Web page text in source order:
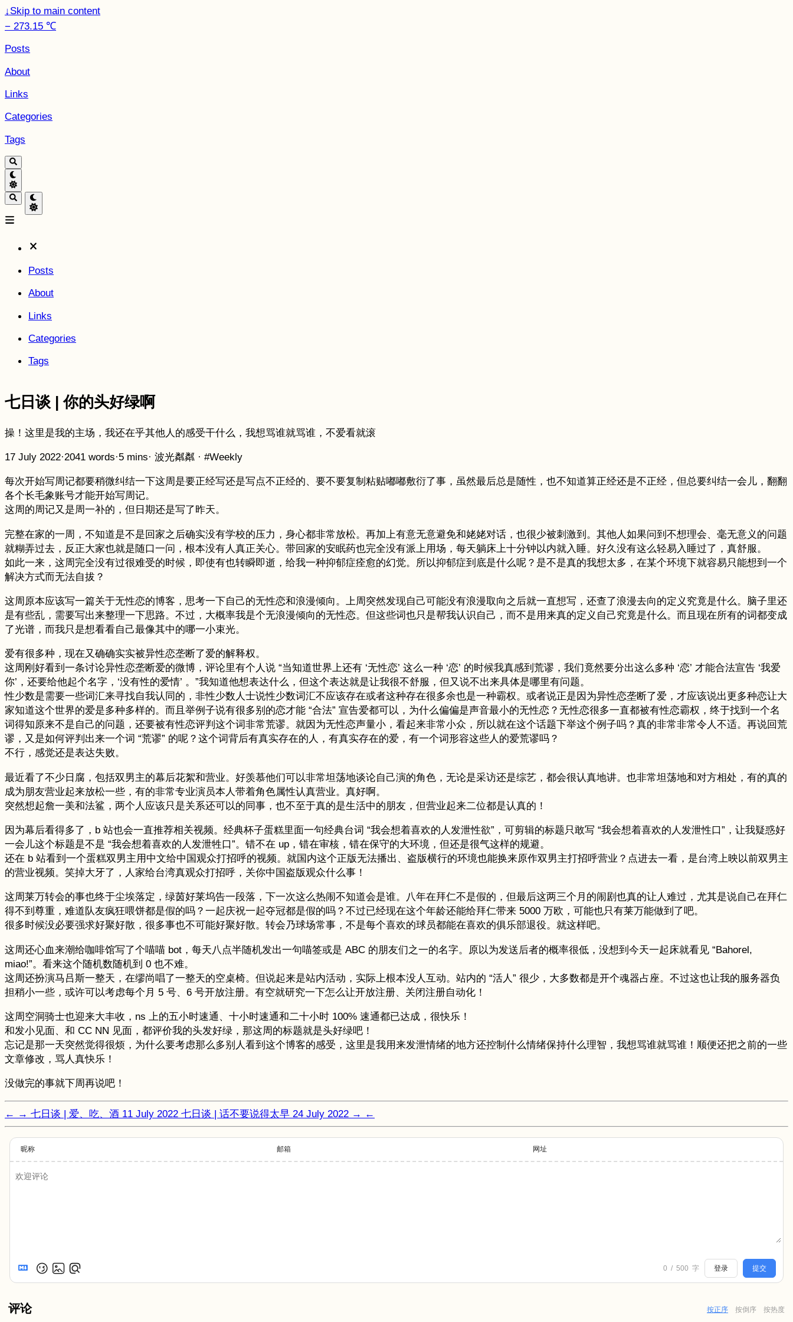
↓Skip to main content
− 273.15 ℃
Posts
About
Links
Categories
Tags
Posts
About
Links
Categories
Tags
七日谈 | 你的头好绿啊
操！这里是我的主场，我还在乎其他人的感受干什么，我想骂谁就骂谁，不爱看就滚
17 July 2022·2041 words·5 mins· 波光粼粼 · #Weekly
每次开始写周记都要稍微纠结一下这周是要正经写还是写点不正经的、要不要复制粘贴嘟嘟敷衍了事，虽然最后总是随性，也不知道算正经还是不正经，但总要纠结一会儿，翻翻
各个长毛象账号才能开始写周记。
这周的周记又是周一补的，但日期还是写了昨天。
完整在家的一周，不知道是不是回家之后确实没有学校的压力，身心都非常放松。再加上有意无意避免和姥姥对话，也很少被刺激到。其他人如果问到不想理会、毫无意义的问题
就糊弄过去，反正大家也就是随口一问，根本没有人真正关心。带回家的安眠药也完全没有派上用场，每天躺床上十分钟以内就入睡。好久没有这么轻易入睡过了，真舒服。
如此一来，这周完全没有过很难受的时候，即使有也转瞬即逝，给我一种抑郁症痊愈的幻觉。所以抑郁症到底是什么呢？是不是真的我想太多，在某个环境下就容易只能想到一个
解决方式而无法自拔？
这周原本应该写一篇关于无性恋的博客，思考一下自己的无性恋和浪漫倾向。上周突然发现自己可能没有浪漫取向之后就一直想写，还查了浪漫去向的定义究竟是什么。脑子里还
是有些乱，需要写出来整理一下思路。不过，大概率我是个无浪漫倾向的无性恋。但这些词也只是帮我认识自己，而不是用来真的定义自己究竟是什么。而且现在所有的词都变成
了光谱，而我只是想看看自己最像其中的哪一小束光。
爱有很多种，现在又确确实实被异性恋垄断了爱的解释权。
这周刚好看到一条讨论异性恋垄断爱的微博，评论里有个人说 “当知道世界上还有 ‘无性恋’ 这么一种 ‘恋’ 的时候我真感到荒谬，我们竟然要分出这么多种 ‘恋’ 才能合法宣告 ‘我爱
你’，还要给他起个名字，‘没有性的爱情’ 。”我知道他想表达什么，但这个表达就是让我很不舒服，但又说不出来具体是哪里有问题。
性少数是需要一些词汇来寻找自我认同的，非性少数人士说性少数词汇不应该存在或者这种存在很多余也是一种霸权。或者说正是因为异性恋垄断了爱，才应该说出更多种恋让大
家知道这个世界的爱是多种多样的。而且举例子说有很多别的恋才能 “合法” 宣告爱都可以，为什么偏偏是声音最小的无性恋？无性恋很多一直都被有性恋霸权，终于找到一个名
词得知原来不是自己的问题，还要被有性恋评判这个词非常荒谬。就因为无性恋声量小，看起来非常小众，所以就在这个话题下举这个例子吗？真的非常非常令人不适。再说回荒
谬，又是如何评判出来一个词 “荒谬” 的呢？这个词背后有真实存在的人，有真实存在的爱，有一个词形容这些人的爱荒谬吗？
不行，感觉还是表达失败。
最近看了不少日腐，包括双男主的幕后花絮和营业。好羡慕他们可以非常坦荡地谈论自己演的角色，无论是采访还是综艺，都会很认真地讲。也非常坦荡地和对方相处，有的真的
成为朋友营业起来放松一些，有的非常专业演员本人带着角色属性认真营业。真好啊。
突然想起詹一美和法鲨，两个人应该只是关系还可以的同事，也不至于真的是生活中的朋友，但营业起来二位都是认真的！
因为幕后看得多了，b 站也会一直推荐相关视频。经典杯子蛋糕里面一句经典台词 “我会想着喜欢的人发泄性欲”，可剪辑的标题只敢写 “我会想着喜欢的人发泄性口”，让我疑惑好
一会儿这个标题是不是 “我会想着喜欢的人发泄牲口”。错不在 up，错在审核，错在保守的大环境，但还是很气这样的规避。
还在 b 站看到一个蛋糕双男主用中文给中国观众打招呼的视频。就国内这个正版无法播出、盗版横行的环境也能换来原作双男主打招呼营业？点进去一看，是台湾上映以前双男主
的营业视频。笑掉大牙了，人家给台湾真观众打招呼，关你中国盗版观众什么事！
这周莱万转会的事也终于尘埃落定，绿茵好莱坞告一段落，下一次这么热闹不知道会是谁。八年在拜仁不是假的，但最后这两三个月的闹剧也真的让人难过，尤其是说自己在拜仁
得不到尊重，难道队友疯狂喂饼都是假的吗？一起庆祝一起夺冠都是假的吗？不过已经现在这个年龄还能给拜仁带来 5000 万欧，可能也只有莱万能做到了吧。
很多时候没必要强求好聚好散，很多事也不可能好聚好散。转会乃球场常事，不是每个喜欢的球员都能在喜欢的俱乐部退役。就这样吧。
这周还心血来潮给咖啡馆写了个喵喵 bot，每天八点半随机发出一句喵签或是 ABC 的朋友们之一的名字。原以为发送后者的概率很低，没想到今天一起床就看见 “Bahorel,
miao!”。看来这个随机数随机到 0 也不难。
这周还扮演马吕斯一整天，在缪尚唱了一整天的空桌椅。但说起来是站内活动，实际上根本没人互动。站内的 “活人” 很少，大多数都是开个魂器占座。不过这也让我的服务器负
担稍小一些，或许可以考虑每个月 5 号、6 号开放注册。有空就研究一下怎么让开放注册、关闭注册自动化！
这周空洞骑士也迎来大丰收，ns 上的五小时速通、十小时速通和二十小时 100% 速通都已达成，很快乐！
和发小见面、和 CC NN 见面，都评价我的头发好绿，那这周的标题就是头好绿吧！
忘记是那一天突然觉得很烦，为什么要考虑那么多别人看到这个博客的感受，这里是我用来发泄情绪的地方还控制什么情绪保持什么理智，我想骂谁就骂谁！顺便还把之前的一些
文章修改，骂人真快乐！
没做完的事就下周再说吧！
← → 七日谈 | 爱、吃、酒 11 July 2022 七日谈 | 话不要说得太早 24 July 2022 → ←
昵称 邮箱 网址
0 / 500 字 登录 提交
评论 按正序 按倒序 按热度